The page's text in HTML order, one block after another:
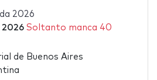
2026
2026 Soltanto manca 40
de Buenos Aires